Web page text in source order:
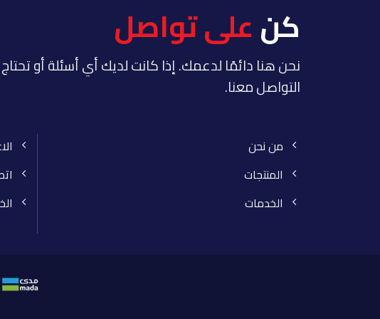
كنعلى تواصل
نحن هنا دائمًا لدعمك. إذا كانت لديك أي أسئلة أو
التواصل معنا.
من نحن
المنتجات
الخدمات